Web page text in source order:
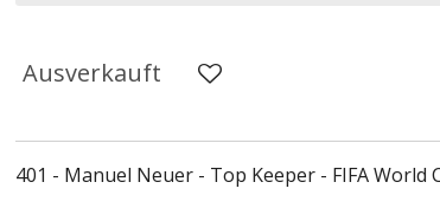
Ausverkauft
401 - Manuel Neuer - Top Keeper - FIFA World